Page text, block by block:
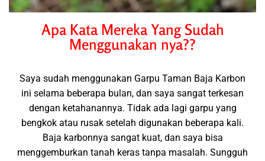
Apa Kata Mereka Yang Sudah
Menggunakan nya??
Saya sudah menggunakan Garpu Taman Baja Karbon
ini selama beberapa bulan, dan saya sangat terkesan
dengan ketahanannya. Tidak ada lagi garpu yang
bengkok atau rusak setelah digunakan beberapa kali.
Baja karbonnya sangat kuat, dan saya bisa
menggemburkan tanah keras tanpa masalah. Sungguh